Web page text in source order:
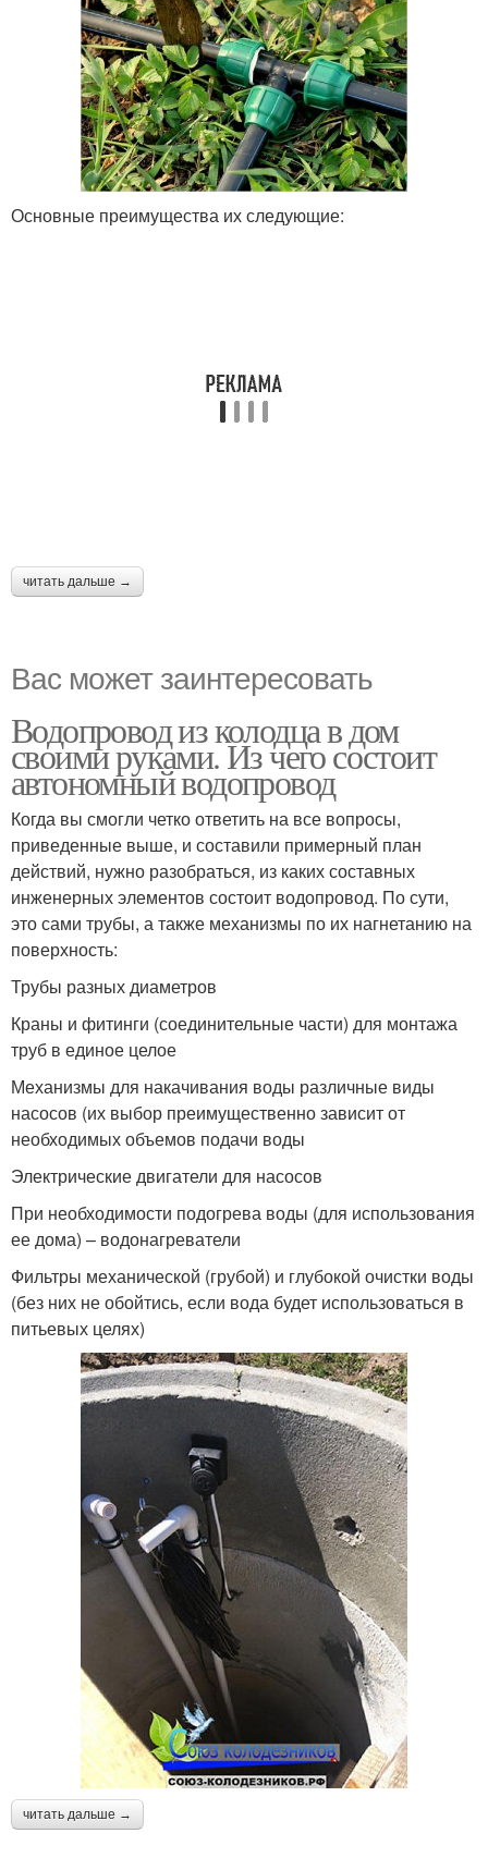
Основные преимущества их следующие:
читать дальше →
Вас может заинтересовать
Водопровод из колодца в дом
своими руками. Из чего состоит
автономный водопровод
Когда вы смогли четко ответить на все вопросы,
приведенные выше, и составили примерный план
действий, нужно разобраться, из каких составных
инженерных элементов состоит водопровод. По сути,
это сами трубы, а также механизмы по их нагнетанию на
поверхность:
Трубы разных диаметров
Краны и фитинги (соединительные части) для монтажа
труб в единое целое
Механизмы для накачивания воды различные виды
насосов (их выбор преимущественно зависит от
необходимых объемов подачи воды
Электрические двигатели для насосов
При необходимости подогрева воды (для использования
ее дома) – водонагреватели
Фильтры механической (грубой) и глубокой очистки воды
(без них не обойтись, если вода будет использоваться в
питьевых целях)
читать дальше →